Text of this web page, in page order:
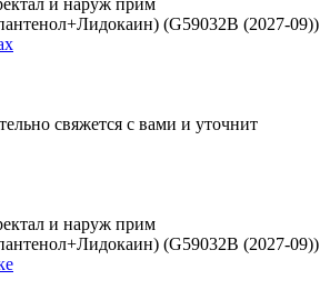
(G59032B (2027-09))
свяжется с вами и уточнит
и наруж прим
(G59032B (2027-09))